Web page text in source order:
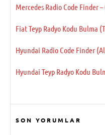
Mercedes Radio Code Finder
Fiat Teyp Radyo Kodu Bulma
Hyundai Radio Code Finder
Hyundai Teyp Radyo Kodu
SON YORUMLAR